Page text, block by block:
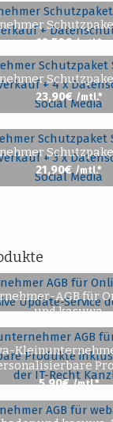
12,50€ /mtl.*
23,90€ /mtl.*
21,90€ /mtl.*
AGB für
und kasuwa
18,90€ /mtl.*
5,90€ /mtl.*